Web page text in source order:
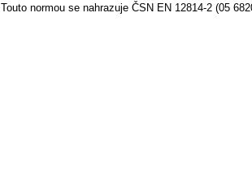
Touto normou se nahrazuje ČSN EN 12814-2 (05